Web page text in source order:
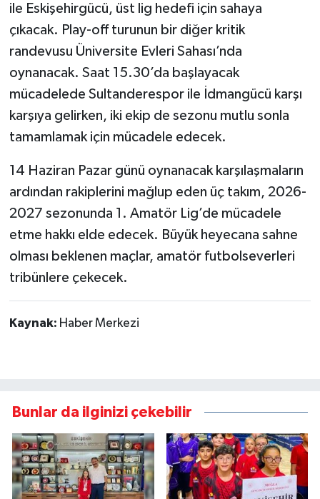
ile Eskişehirgücü, üst lig hedefi için sahaya
çıkacak. Play-off turunun bir diğer kritik
randevusu Üniversite Evleri Sahası’nda
oynanacak. Saat 15.30’da başlayacak
mücadelede Sultanderespor ile İdmangücü karşı
karşıya gelirken, iki ekip de sezonu mutlu sonla
tamamlamak için mücadele edecek.
14 Haziran Pazar günü oynanacak karşılaşmaların
ardından rakiplerini mağlup eden üç takım, 2026-
2027 sezonunda 1. Amatör Lig’de mücadele
etme hakkı elde edecek. Büyük heyecana sahne
olması beklenen maçlar, amatör futbolseverleri
tribünlere çekecek.
Kaynak: Haber Merkezi
Bunlar da ilginizi çekebilir